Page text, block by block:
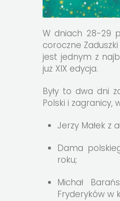
W dniach 28-29
coroczne
jest jednym z
już XIX edycja.
Były to dwa dni
Polski i zagranicy,
Jerzy Małek z
Dama
roku;
Michał
Fryderyków w